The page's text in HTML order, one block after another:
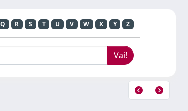
Q R S T U V W X Y Z